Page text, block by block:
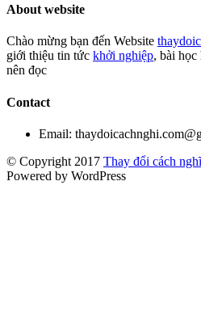
About website
Chào mừng bạn đến Website
giới thiệu tin tức khởi nghiệp, bài học
nên đọc
Contact
Email:
© Copyright 2017 Thay đổi cách nghĩ
Powered by WordPress